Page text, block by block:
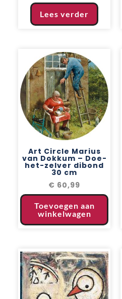
Lees verder
Art Circle Marius
van Dokkum – Doe-
het-zelver dibond
30 cm
€ 60,99
Toevoegen aan
winkelwagen